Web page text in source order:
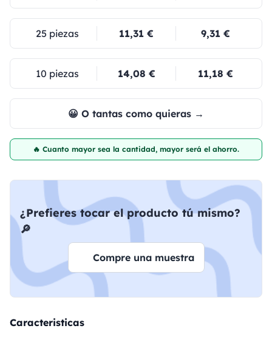
25 piezas 11,31 € 9,31 €
10 piezas 14,08 € 11,18 €
😀 O tantas como quieras →
🔥 Cuanto mayor sea la cantidad, mayor será el ahorro.
¿Prefieres tocar el producto tú mismo?
🔎
Compre una muestra
Caracteristicas